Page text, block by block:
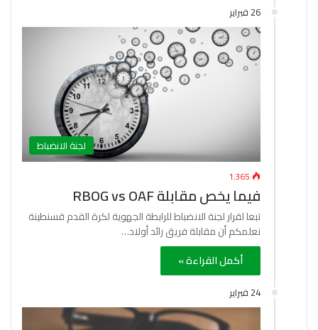
26 فبراير
لجنة الانضباط
1٬365
فيما يخص مقابلة RBOG vs OAF
تبعا لقرار لجنة الانضباط للرابطة الجهوية لكرة القدم قسنطينة
نعلمكم أن مقابلة فريق رائد أولاد…
أكمل القراءة »
24 فبراير